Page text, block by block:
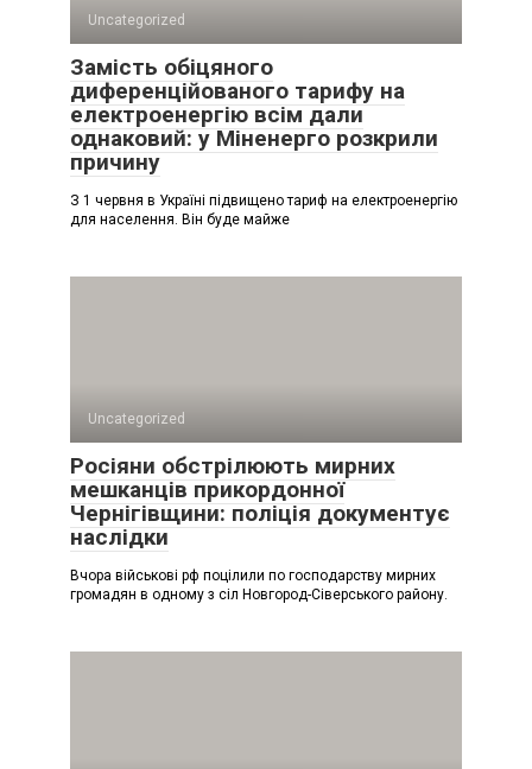
Uncategorized
Замість обіцяного
диференційованого тарифу на
електроенергію всім дали
однаковий: у Міненерго розкрили
причину
З 1 червня в Україні підвищено тариф на електроенергію
для населення. Він буде майже
Uncategorized
Росіяни обстрілюють мирних
мешканців прикордонної
Чернігівщини: поліція документує
наслідки
Вчора військові рф поцілили по господарству мирних
громадян в одному з сіл Новгород-Сіверського району.